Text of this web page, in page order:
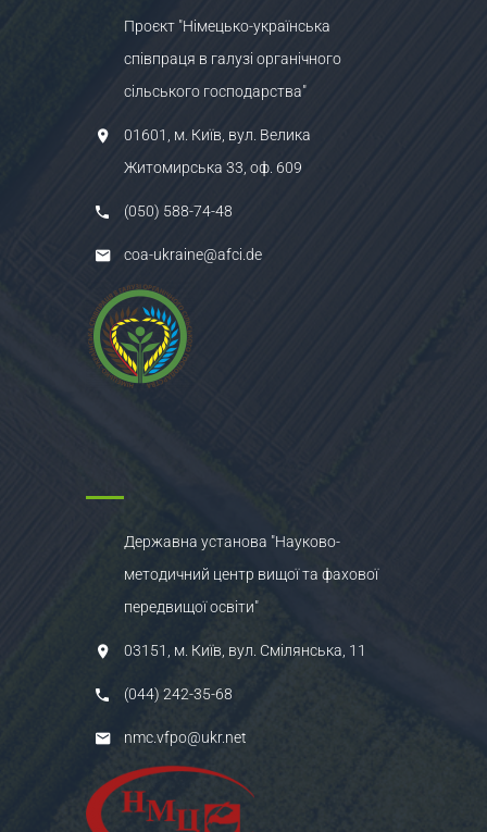
Проєкт "Німецько-українська
співпраця в галузі органічного
сільського господарства"
01601, м. Київ, вул. Велика
Житомирська 33, оф. 609
(050) 588-74-48
coa-ukraine@afci.de
Державна установа "Науково-
методичний центр вищої та фахової
передвищої освіти"
03151, м. Київ, вул. Смілянська, 11
(044) 242-35-68
nmc.vfpo@ukr.net